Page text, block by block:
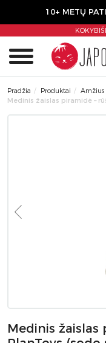
10+ METŲ
Pradžia Produktai
Amžius
Medinis žaislas piramidė –
Medinis žaislas